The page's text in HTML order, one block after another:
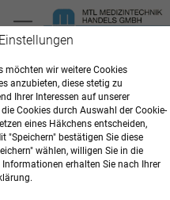
Artikel1- 12von16
PRODUKTE FÜR DEN NOTFALL
ARZTBEDARF
möchten wir weitere Cookies
anzubieten, diese stetig zu
Ihrer Interessen auf unserer
Cookies durch Auswahl der Cookie-
eines Häkchens entscheiden,
"Speichern" bestätigen Sie diese
wählen, willigen Sie in die
erhalten Sie nach Ihrer